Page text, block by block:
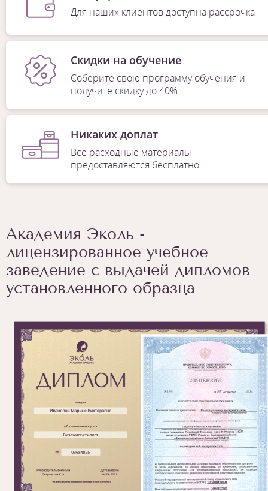
Для наших клиентов доступна рассрочка
Скидки на обучение
Соберите свою программу обучения и
получите скидку до 40%
Никаких доплат
Все расходные материалы
предоставляются бесплатно
Академия Эколь -
лицензированное учебное
заведение с выдачей дипломов
установленного образца